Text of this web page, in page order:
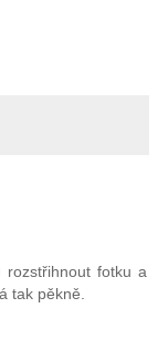
fotku a
tak pěkně.